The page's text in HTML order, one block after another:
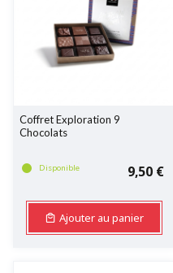
Coffret Exploration 9
Chocolats
Disponible 9,50 €
Ajouter au panier